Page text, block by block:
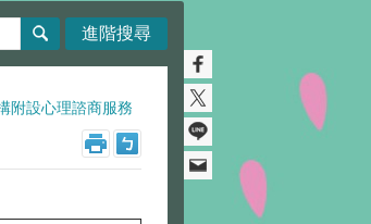
進階搜尋
附設心理諮商服務